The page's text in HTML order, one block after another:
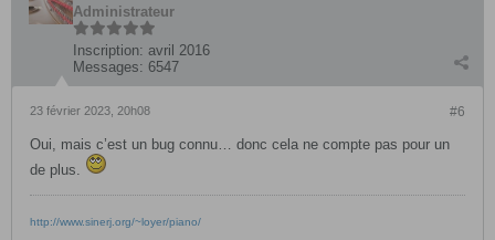
Administrateur
Inscription: avril 2016
Messages: 6547
#6
23 février 2023, 20h08
Oui, mais c’est un bug connu… donc cela ne compte pas pour un
de plus.
http://www.sinerj.org/~loyer/piano/